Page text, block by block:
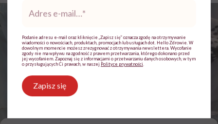
mail*
Podanie adresu e-mail oraz kliknięcie „Zapisz się” oznacza zgodę na otrzymywanie
wiadomości o nowościach, produktach, promocjach lub usługach dot. Hello Zdrowie. W
dowolnym momencie możesz zrezygnować z otrzymywania newslettera. Wycofanie
zgody nie ma wpływu na zgodność z prawem przetwarzania, którego dokonano przed
jej wycofaniem. Zapoznaj się z informacjami o przetwarzaniu danych osobowych, w tym
o przysługujących Ci prawach, w naszej Polityce prywatności
Zapisz się